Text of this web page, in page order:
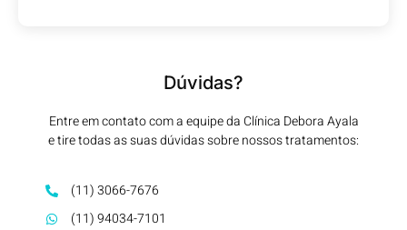
Dúvidas?
Entre em contato com a equipe da Clínica Debora Ayala
e tire todas as suas dúvidas sobre nossos tratamentos:
(11) 3066-7676
(11) 94034-7101